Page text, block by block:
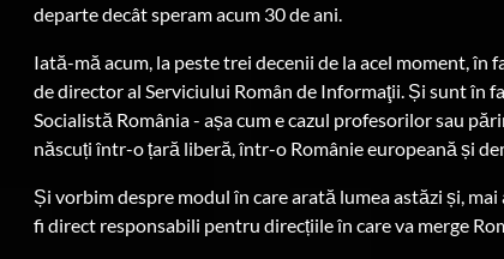
departe decât speram acum 30 de ani.
Iată-mă acum, la peste trei decenii de la acel moment,
de director al Serviciului Român de Informaţii. Și sunt în
Socialistă România - așa cum e cazul profesorilor sau
născuți într-o țară liberă, într-o Românie europeană și
Și vorbim despre modul în care arată lumea astăzi și,
fi direct responsabili pentru direcțiile în care va merge